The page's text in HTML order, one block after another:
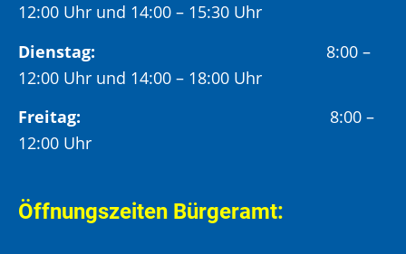
12:00 Uhr und 14:00 – 15:30 Uhr
Dienstag: 8:00 –
12:00 Uhr und 14:00 – 18:00 Uhr
Freitag:
8:00 –
12:00 Uhr
Öffnungszeiten Bürgeramt: